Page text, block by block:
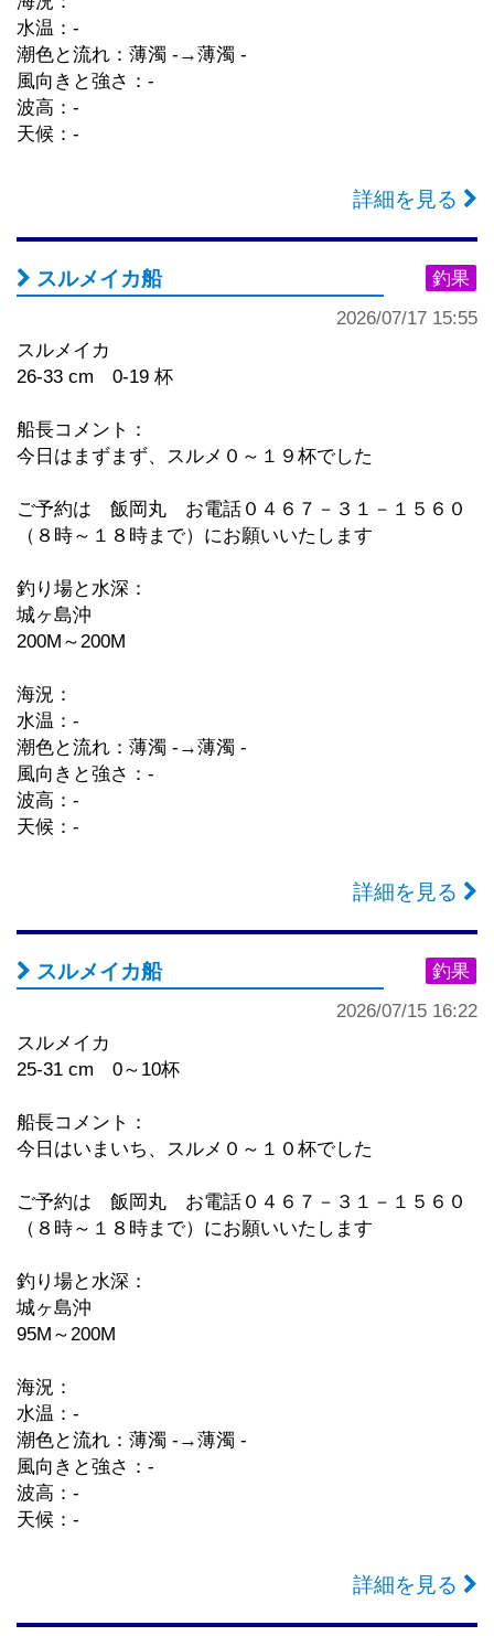
水温：-
潮色と流れ：薄濁 -→薄濁 -
風向きと強さ：-
波高：-
天候：-
詳細を見る
釣果
スルメイカ船
2026/07/17 15:55
スルメイカ
26-33 cm 0-19 杯
船長コメント：
今日はまずまず、スルメ０～１９杯でした
ご予約は 飯岡丸 お電話０４６７－３１－１５６０
（８時～１８時まで）にお願いいたします
釣り場と水深：
城ヶ島沖
200M～200M
海況：
水温：-
潮色と流れ：薄濁 -→薄濁 -
風向きと強さ：-
波高：-
天候：-
詳細を見る
釣果
スルメイカ船
2026/07/15 16:22
スルメイカ
25-31 cm 0～10杯
船長コメント：
今日はいまいち、スルメ０～１０杯でした
ご予約は 飯岡丸 お電話０４６７－３１－１５６０
（８時～１８時まで）にお願いいたします
釣り場と水深：
城ヶ島沖
95M～200M
海況：
水温：-
潮色と流れ：薄濁 -→薄濁 -
風向きと強さ：-
波高：-
天候：-
詳細を見る